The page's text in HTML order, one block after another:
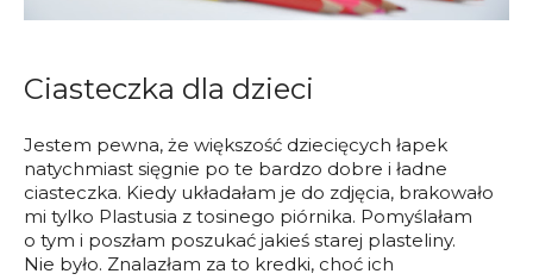
Ciasteczka dla dzieci
Jestem pewna, że większość dziecięcych łapek
natychmiast sięgnie po te bardzo dobre i ładne
ciasteczka. Kiedy układałam je do zdjęcia, brakowało
mi tylko Plastusia z tosinego piórnika. Pomyślałam
o tym i poszłam poszukać jakieś starej plasteliny.
Nie było. Znalazłam za to kredki, choć ich